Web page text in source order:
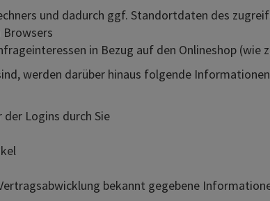
und dadurch ggf. Standortdaten des
Browsers
in Bezug auf den Onlineshop (wie
werden darüber hinaus folgende
Logins durch Sie
bekannt gegebene